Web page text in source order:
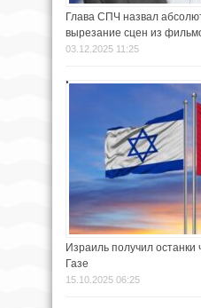
Глава СПЧ назвал
вырезание сцен из
03.12.2025 11:25
Израиль получил останки
Газе
15.10.2025 06:25